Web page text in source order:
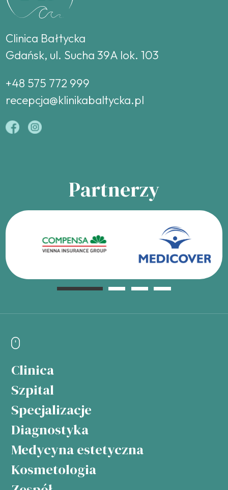
Clinica Bałtycka
Gdańsk, ul. Sucha 39A lok. 103
+48 575 772 999
recepcja@klinikabaltycka.pl
Partnerzy
Clinica
Szpital
Specjalizacje
Diagnostyka
Medycyna estetyczna
Kosmetologia